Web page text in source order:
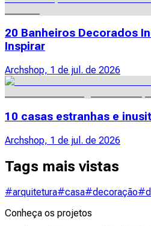
20 Banheiros Decorados
Inspirar
Archshop, 1 de jul. de 2026
10 casas estranhas e
Archshop, 1 de jul. de 2026
Tags mais vistas
#arquitetura#casa#decoração
Conheça os projetos